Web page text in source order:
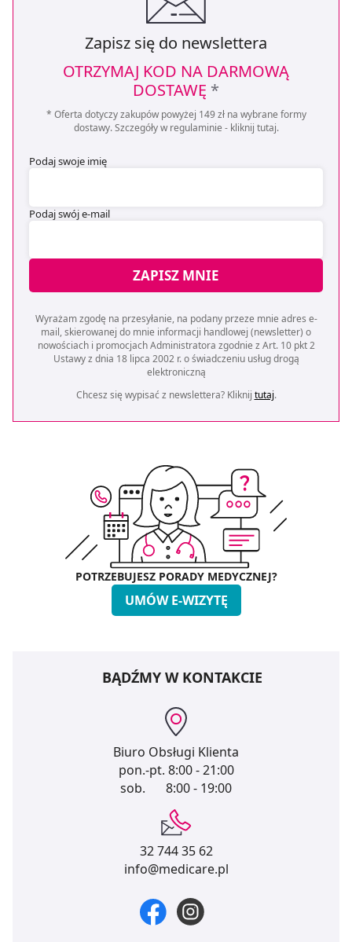
Zapisz się do newslettera
OTRZYMAJ KOD NA DARMOWĄ
DOSTAWĘ *
* Oferta dotyczy zakupów powyżej 149 zł na wybrane formy
dostawy. Szczegóły w regulaminie - kliknij tutaj.
Podaj swoje imię
Podaj swój e-mail
ZAPISZ MNIE
Wyrażam zgodę na przesyłanie, na podany przeze mnie adres e-
mail, skierowanej do mnie informacji handlowej (newsletter) o
nowościach i promocjach Administratora zgodnie z Art. 10 pkt 2
Ustawy z dnia 18 lipca 2002 r. o świadczeniu usług drogą
elektroniczną
Chcesz się wypisać z newslettera? Kliknij tutaj.
POTRZEBUJESZ PORADY MEDYCZNEJ?
UMÓW E-WIZYTĘ
BĄDŹMY W KONTAKCIE
Biuro Obsługi Klienta
pon.-pt. 8:00 - 21:00
sob.
8:00 - 19:00
32 744 35 62
info@medicare.pl